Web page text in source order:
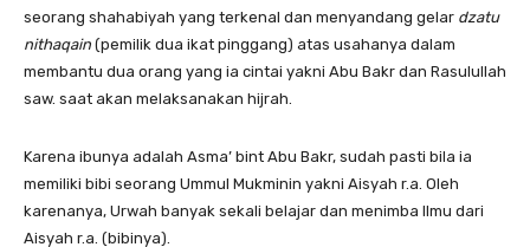
seorang shahabiyah yang terkenal dan menyandang gelar dzatu
nithaqain (pemilik dua ikat pinggang) atas usahanya dalam
membantu dua orang yang ia cintai yakni Abu Bakr dan Rasulullah
saw. saat akan melaksanakan hijrah.
Karena ibunya adalah Asma’ bint Abu Bakr, sudah pasti bila ia
memiliki bibi seorang Ummul Mukminin yakni Aisyah r.a. Oleh
karenanya, Urwah banyak sekali belajar dan menimba Ilmu dari
Aisyah r.a. (bibinya).